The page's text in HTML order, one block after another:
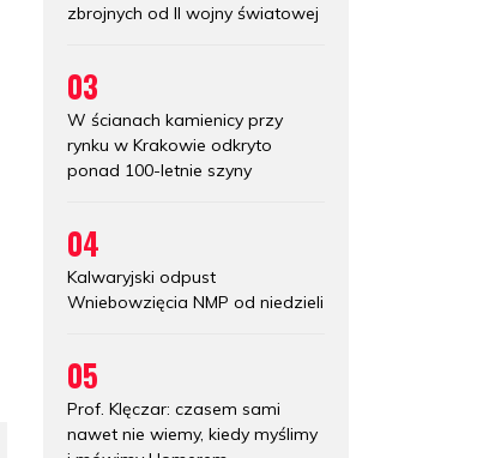
zbrojnych od II wojny światowej
03
W ścianach kamienicy przy
rynku w Krakowie odkryto
ponad 100-letnie szyny
04
Kalwaryjski odpust
Wniebowzięcia NMP od niedzieli
05
Prof. Klęczar: czasem sami
nawet nie wiemy, kiedy myślimy